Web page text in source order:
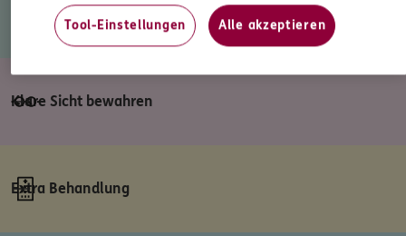
Fit durch Ernährung
Klare Sicht bewahren
Extra Behandlung
Tool-Einstellungen Alle akzeptieren